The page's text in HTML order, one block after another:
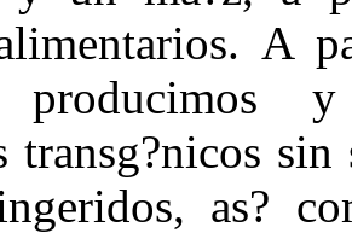
A
producimos y
transg?nicos sin
as?